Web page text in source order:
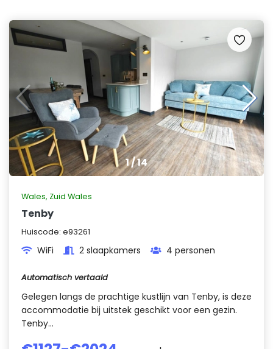
1/14
Wales, Zuid Wales
Tenby
Huiscode: e93261
WiFi 2 slaapkamers 4 personen
Automatisch vertaald
Gelegen langs de prachtige kustlijn van Tenby, is deze
accommodatie bij uitstek geschikt voor een gezin.
Tenby...